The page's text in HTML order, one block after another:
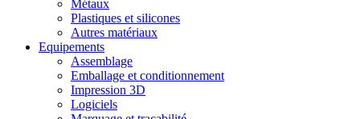
Métaux
Plastiques et silicones
Autres matériaux
Equipements
Assemblage
Emballage et conditionnement
Impression 3D
Logiciels